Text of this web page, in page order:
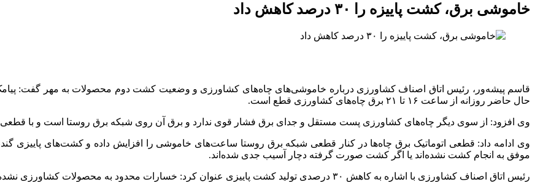
خاموشی برق، کشت پاییزه را ۳۰ درصد کاهش داد
حال حاضر روزانه از ساعت ۱۶ تا ۲۱ برق چاه‌های کشاورزی قطع است.
وی افزود: از سوی دیگر چاه‌های کشاورزی پست مستقل و جدای برق فشار قوی ندارد و برق آن روی شبکه برق روستا است و با
وی ادامه داد: قطعی اتوماتیک برق چاه‌ها در کنار قطعی شبکه برق روستا ساعت‌های خاموشی را افزایش داده و کشت‌های پاییزی
موفق به انجام کشت نشده‌اند یا اگر کشت صورت گرفته دچار آسیب جدی شده‌اند.
رئیس اتاق اصناف کشاورزی با اشاره به کاهش ۳۰ درصدی تولید کشت پاییزی عنوان کرد: خسارات محدود به محصولات کشاورزی نشده و تجهیزات چاه‌ها نیز دچار صدمه جدی می‌شوند.